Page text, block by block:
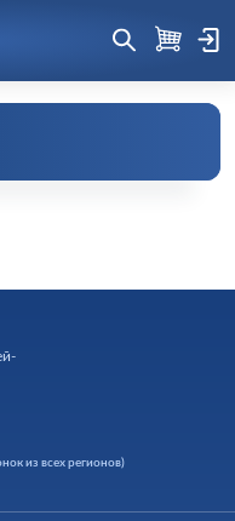
из всех регионов)